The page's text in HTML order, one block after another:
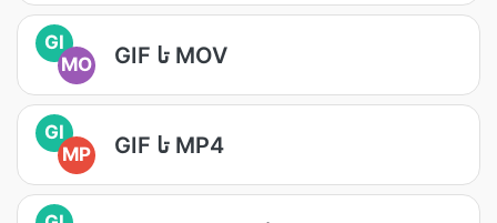
GI
MO
GIF تا MOV
GI
MP
GIF تا MP4